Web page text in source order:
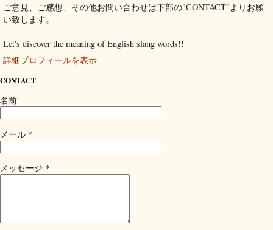
ご意見、ご感想、その他お問い合わせは下部の"CONTACT"よりお願
い致します。
Let's discover the meaning of English slang words!!
詳細プロフィールを表示
CONTACT
名前
メール *
メッセージ *